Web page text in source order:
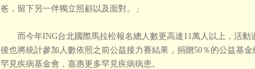
爸，留下另一伴獨立照顧以及面對。」
而今年ING台北國際馬拉松報名總人數更高達11萬人以上，活動
後也將統計參加人數依照之前公益接力賽結果，捐贈50％的公益基金
罕見疾病基金會，嘉惠更多罕見疾病病患。